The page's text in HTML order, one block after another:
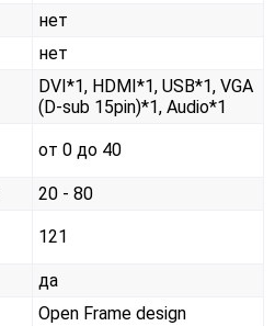
нет
нет
DVI*1, HDMI*1, USB*1, VGA
(D-sub 15pin)*1, Audio*1
от 0 до 40
20 - 80
121
да
Open Frame design